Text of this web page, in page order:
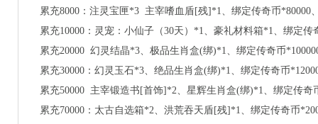
累充8000：注灵宝匣*3 主宰嗜血盾[残]*1、绑定传奇币*80000
累充10000：灵宠：小仙子（30天）*1、豪礼材料箱*1、绑定
累充20000 幻灵结晶*3、极品生肖盒(绑)*1、绑定传奇币
累充30000：幻灵玉石*3、绝品生肖盒(绑)*1、绑定传奇币
累充50000 主宰锻造书[首饰]*2、星辉生肖盒(绑)*1、绑定传奇
累充70000：太古自选箱*2、洪荒吞天盾[残]*1、绑定传奇币